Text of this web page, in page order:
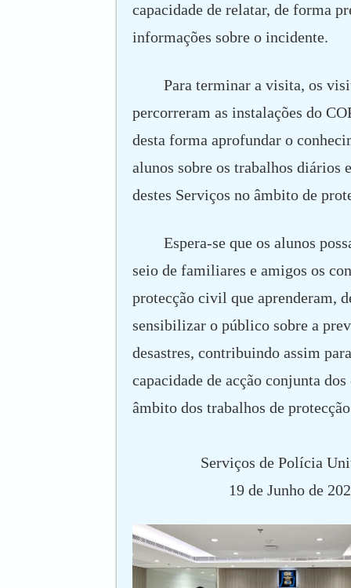
capacidade de relatar, de forma
informações sobre o incidente.
Para terminar a visita, os
percorreram as instalações do
desta forma aprofundar o
alunos sobre os trabalhos diários
destes Serviços no âmbito de
Espera-se que os alunos
seio de familiares e amigos os
protecção civil que aprenderam,
sensibilizar o público sobre a
desastres, contribuindo assim
capacidade de acção conjunta dos
âmbito dos trabalhos de
Serviços de Polícia
19 de Junho de